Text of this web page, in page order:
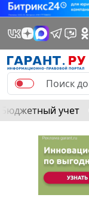
Бюджетный учет